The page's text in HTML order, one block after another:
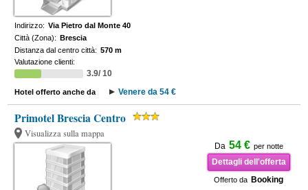
Indirizzo: Via Pietro dal Monte 40
Città (Zona): Brescia
Distanza dal centro città: 570 m
Valutazione clienti:
3.9/ 10
Hotel offerto anche da Venere da 54 €
Primotel Brescia Centro
Visualizza sulla mappa
Da 54 € per notte
Dettagli dell'offerta
Offerto da Booking